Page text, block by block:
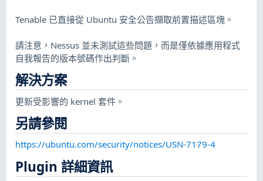
Tenable 已直接從 Ubuntu 安全公告擷取前置描述區塊。
請注意，Nessus 並未測試這些問題，而是僅依據應用程式
自我報告的版本號碼作出判斷。
解決方案
更新受影響的 kernel 套件。
另請參閱
https://ubuntu.com/security/notices/USN-7179-4
Plugin 詳細資訊